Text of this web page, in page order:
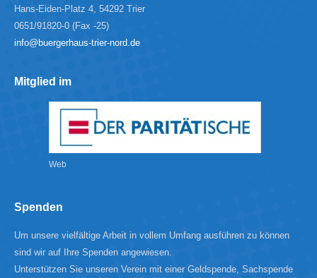
Hans-Eiden-Platz 4, 54292 Trier
0651/91820-0 (Fax -25)
info@buergerhaus-trier-nord.de
Mitglied im
Web
Spenden
Um unsere vielfältige Arbeit in vollem Umfang ausführen zu können
sind wir auf Ihre Spenden angewiesen.
Unterstützen Sie unseren Verein mit einer Geldspende, Sachspende